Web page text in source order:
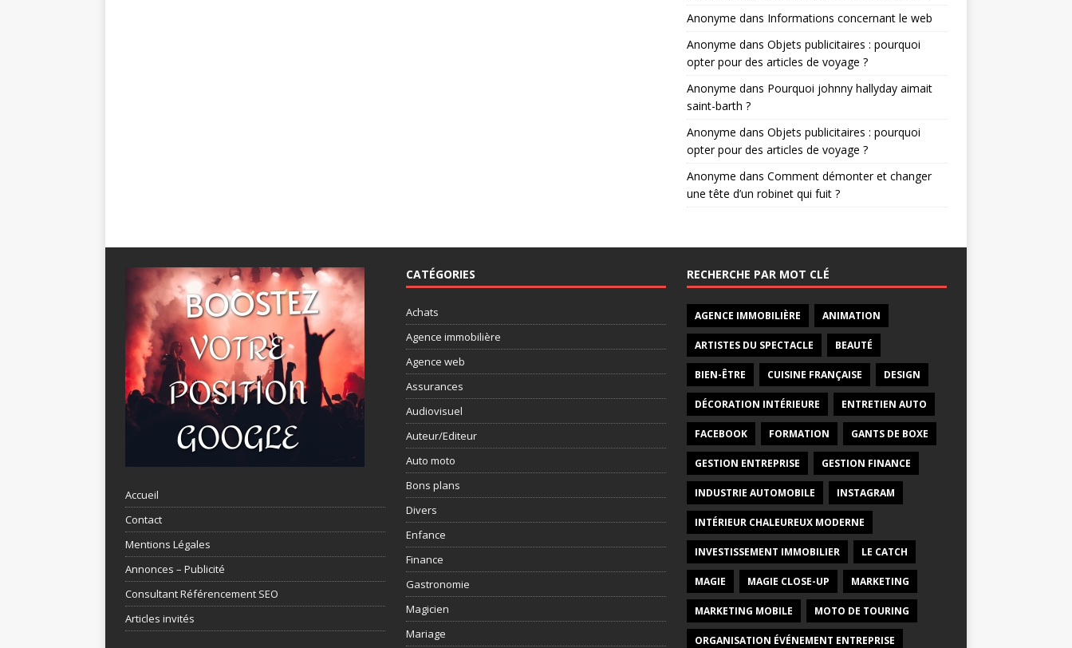
Anonyme dans Informations concernant le web
Anonyme dans Objets publicitaires : pourquoi
opter pour des articles de voyage ?
Anonyme dans Pourquoi johnny hallyday aimait
saint-barth ?
Anonyme dans Objets publicitaires : pourquoi
opter pour des articles de voyage ?
Anonyme dans Comment démonter et changer
une tête d’un robinet qui fuit ?
Accueil
Contact
Mentions Légales
Annonces – Publicité
Consultant Référencement SEO
Articles invités
CATÉGORIES
Achats
Agence immobilière
Agence web
Assurances
Audiovisuel
Auteur/Editeur
Auto moto
Bons plans
Divers
Enfance
Finance
Gastronomie
Magicien
Mariage
RECHERCHE PAR MOT CLÉ
AGENCE IMMOBILIÈRE ANIMATION
ARTISTES DU SPECTACLE BEAUTÉ
BIEN-ÊTRE CUISINE FRANÇAISE DESIGN
DÉCORATION INTÉRIEURE ENTRETIEN AUTO
FACEBOOK FORMATION GANTS DE BOXE
GESTION ENTREPRISE GESTION FINANCE
INDUSTRIE AUTOMOBILE INSTAGRAM
INTÉRIEUR CHALEUREUX MODERNE
INVESTISSEMENT IMMOBILIER LE CATCH
MAGIE MAGIE CLOSE-UP MARKETING
MARKETING MOBILE MOTO DE TOURING
ORGANISATION ÉVÉNEMENT ENTREPRISE